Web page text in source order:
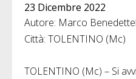
23 Dicembre 2022
Autore: Marco
Città: TOLENTINO (Mc)
TOLENTINO (Mc) – Si